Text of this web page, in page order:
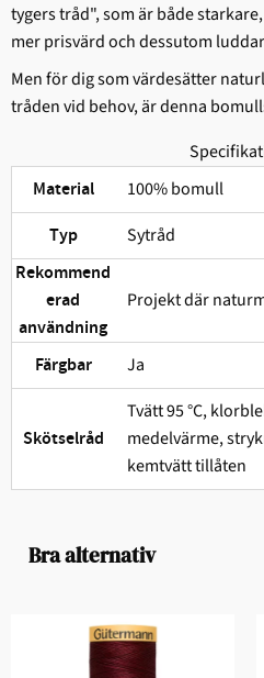
tygers tråd", som är både
mer prisvärd och dessutom
Men för dig som värdesätter
tråden vid behov, är denna
Material 100% bomull
Typ Sytråd
Rekommend
erad
användning
Projekt där
Färgbar Ja
Skötselråd
Tvätt 95 °C,
medelvärme,
kemtvätt tillåten
Bra alternativ